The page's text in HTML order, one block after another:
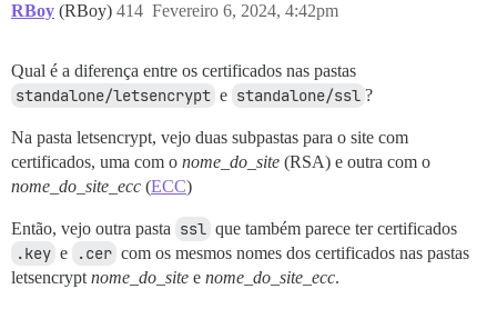
RBoy (RBoy) Fevereiro 6, 2024, 4:42pm
414
Qual é a diferença entre os certificados nas pastas
standalone/letsencrypt e standalone/ssl ?
Na pasta letsencrypt, vejo duas subpastas para o site com
certificados, uma com o nome_do_site (RSA) e outra com o
nome_do_site_ecc (ECC)
Então, vejo outra pasta ssl que também parece ter certificados
.key e .cer com os mesmos nomes dos certificados nas pastas
letsencrypt nome_do_site e nome_do_site_ecc.